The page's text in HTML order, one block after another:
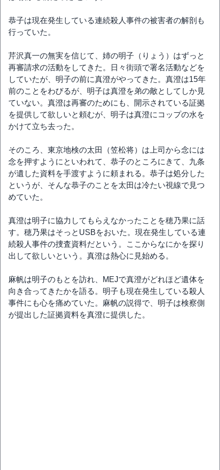
恭子は現在発生している連続殺人事件の被害者の解剖も
行っていた。
芹沢真一の無実を信じて、姉の明子（りょう）はずっと
再審請求の活動をしてきた。日々街頭で署名活動などを
していたが、明子の前に真澄がやってきた。真澄は15年
前のことをわびるが、明子は真澄を弟の敵としてしか見
ていない。真澄は再審のためにも、開示されている証拠
を提供して欲しいと頼むが、明子は真澄にコップの水を
かけて立ち去った。
そのころ、東京地検の太田（笠松将）は上司から念には
念を押すようにといわれて、恭子のところにきて、九条
が遺した資料を手渡すように頼まれる。恭子は処分した
というが、そんな恭子のことを太田は冷たい視線で見つ
めていた。
真澄は明子に協力してもらえなかったことを穂乃果に話
す。穂乃果はそっとUSBをおいた。現在発生している連
続殺人事件の捜査資料だという。ここからなにかを探り
出して欲しいという。真澄は熱心に見始める。
麻帆は明子のもとを訪れ、MEJで真澄がどれほど遺体を
向き合ってきたかを語る。明子も現在発生している殺人
事件にも心を痛めていた。麻帆の説得で、明子は検察側
が提出した証拠資料を真澄に提供した。